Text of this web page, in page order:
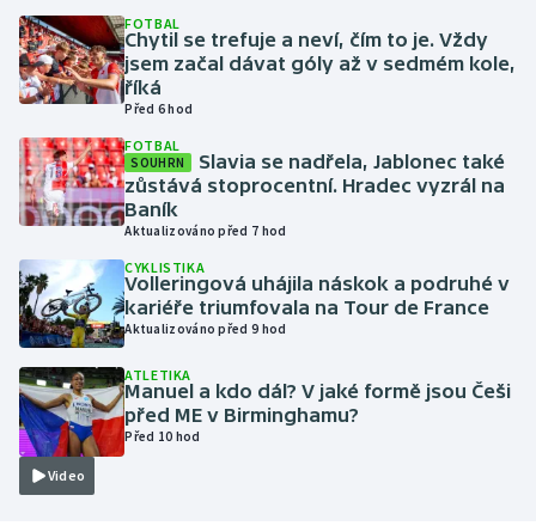
Lezení
Lyže a snowboard
Moderní pětiboj
Motorsport
Olympijské hry
Parasport
Plavání
Plážový volejbal
FOTBAL
Chytil se trefuje a neví, čím to je. Vždy
jsem začal dávat góly až v sedmém kole,
říká
Před 6 hod
FOTBAL
SOUHRN
Slavia se nadřela, Jablonec také
zůstává stoprocentní. Hradec vyzrál na
Baník
Aktualizováno před 7 hod
CYKLISTIKA
Volleringová uhájila náskok a podruhé v
kariéře triumfovala na Tour de France
Aktualizováno před 9 hod
Video
ATLETIKA
Manuel a kdo dál? V jaké formě jsou Češi
před ME v Birminghamu?
Před 10 hod